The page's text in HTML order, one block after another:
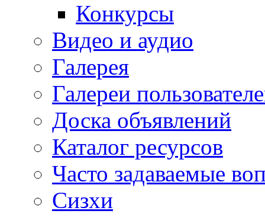
Конкурсы
Видео и аудио
Галерея
Галереи
Доска объявлений
Каталог ресурсов
Часто задаваемые
Сизхи